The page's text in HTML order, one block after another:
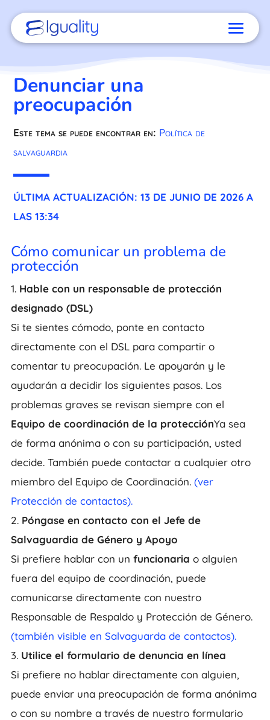
Denunciar una
preocupación
Este tema se puede encontrar en: Política de
salvaguardia
ÚLTIMA ACTUALIZACIÓN: 13 DE JUNIO DE 2026 A
LAS 13:34
Cómo comunicar un problema de
protección
1. Hable con un responsable de protección
designado (DSL)
Si te sientes cómodo, ponte en contacto
directamente con el DSL para compartir o
comentar tu preocupación. Le apoyarán y le
ayudarán a decidir los siguientes pasos. Los
problemas graves se revisan siempre con el
Equipo de coordinación de la protecciónYa sea
de forma anónima o con su participación, usted
decide. También puede contactar a cualquier otro
miembro del Equipo de Coordinación. (ver
Protección de contactos).
2. Póngase en contacto con el Jefe de
Salvaguardia de Género y Apoyo
Si prefiere hablar con un funcionaria o alguien
fuera del equipo de coordinación, puede
comunicarse directamente con nuestro
Responsable de Respaldo y Protección de Género.
(también visible en Salvaguarda de contactos).
3. Utilice el formulario de denuncia en línea
Si prefiere no hablar directamente con alguien,
puede enviar una preocupación de forma anónima
o con su nombre a través de nuestro formulario